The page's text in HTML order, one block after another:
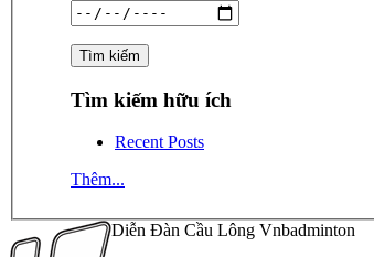
Tìm kiếm hữu ích
Recent Posts
Thêm...
Diễn Đàn Cầu Lông Vnbadminton